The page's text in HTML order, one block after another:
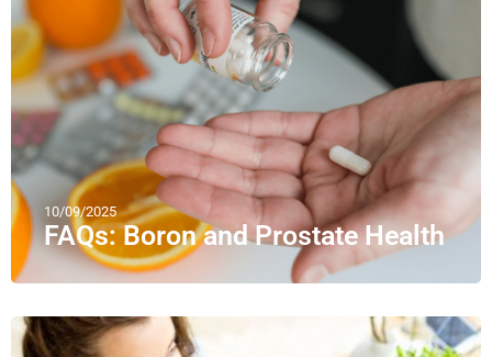
10/09/2025
FAQs: Boron and Prostate Health